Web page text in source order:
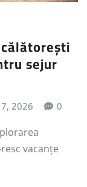
sejur
2026 0
vacanțe